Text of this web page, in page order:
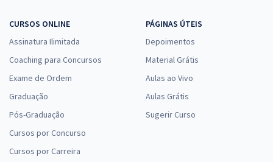
CURSOS ONLINE
Assinatura Ilimitada
Coaching para Concursos
Exame de Ordem
Graduação
Pós-Graduação
Cursos por Concurso
Cursos por Carreira
PÁGINAS ÚTEIS
Depoimentos
Material Grátis
Aulas ao Vivo
Aulas Grátis
Sugerir Curso